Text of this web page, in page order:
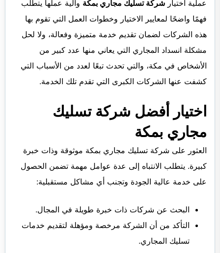
عملية اختيار شركة تسليك مجاري بمكة وآلية عملها يتطلب
فهمًا واضحًا لمعايير الاختيار وخطوات العمل التي تقوم بها
هذه الشركات لضمان تقديم خدمة متميزة وفعالة، ولا لحل
مشكلة انسداد المجاري التي يعاني منها عدد كبير من
الأشخاص في مكة، والتي تحدث تبعًا لعدد من الأسباب التي
كشفت عنها الشركات الكبرى التي تقدم تلك الخدمة.
اختيار أفضل شركة تسليك
مجاري بمكة
العثور على شركة تسليك مجاري بمكة موثوقة وذات خبرة
كبيرة. يتطلب الانتباه إلى عدة عوامل مهمة تضمن الحصول
على خدمة عالية الجودة وتجنب أي مشاكل مستقبلية:
البحث عن شركات ذات خبرة طويلة في المجال.
التأكد من أن الشركة مرخصة ومؤهلة لتقديم خدمات
تسليك المجاري.